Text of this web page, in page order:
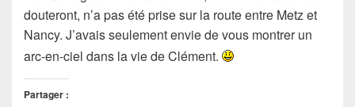
douteront, n’a pas été prise sur la route entre Metz et
Nancy. J’avais seulement envie de vous montrer un
arc-en-ciel dans la vie de Clément.
Partager :